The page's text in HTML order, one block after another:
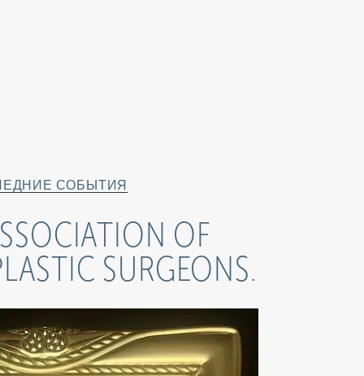
СОБЫТИЯ
OF
SURGEONS.